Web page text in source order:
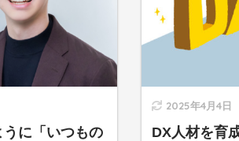
に「いつもの
2025年4月4日
DX人材を育